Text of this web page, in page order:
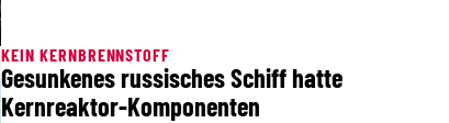
KEIN KERNBRENNSTOFF
Gesunkenes russisches Schiff hatte
Kernreaktor-Komponenten